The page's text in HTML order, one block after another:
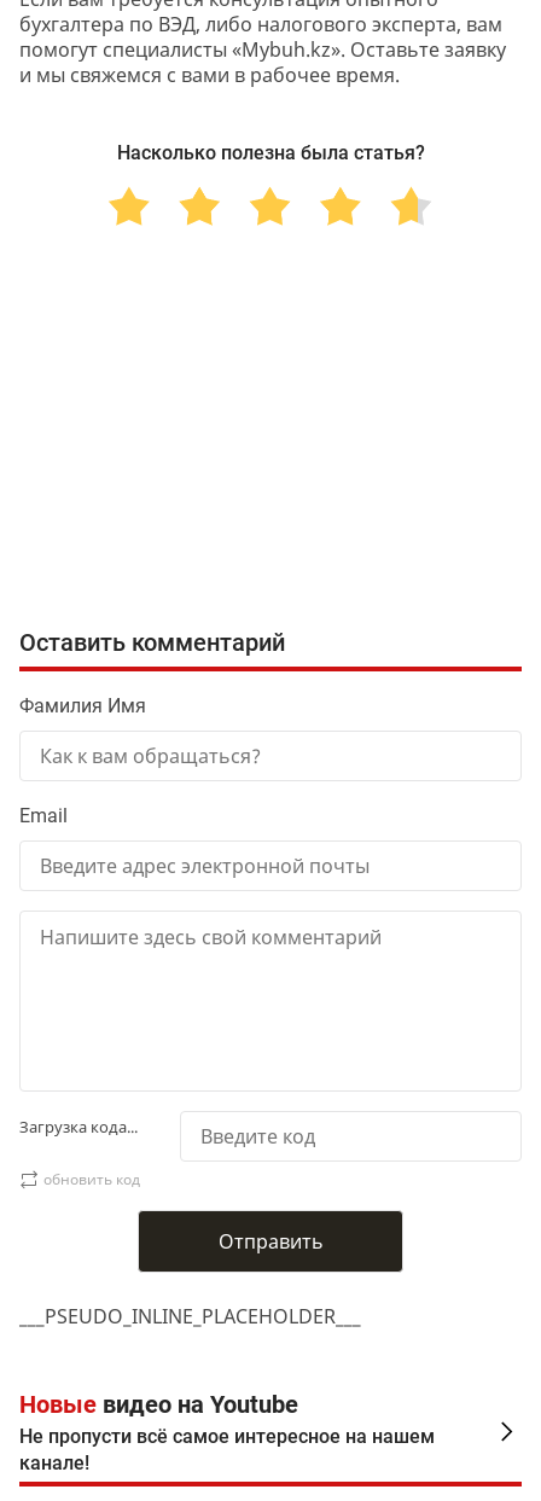
бухгалтера по ВЭД, либо налогового эксперта, вам
помогут специалисты «Mybuh.kz». Оставьте заявку
и мы свяжемся с вами в рабочее время.
Насколько полезна была статья?
___PSEUDO_INLINE_PLACEHOLDER___
Оставить комментарий
Фамилия Имя
Email
Загрузка кода...
обновить код
Новые видео на Youtube
Не пропусти всё самое интересное на нашем
канале!